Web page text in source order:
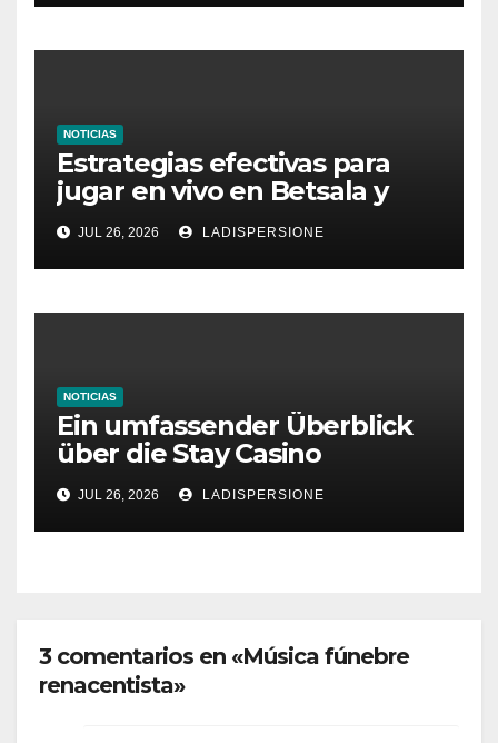
NOTICIAS
Estrategias efectivas para
jugar en vivo en Betsala y
aumentar tus ganancias
JUL 26, 2026 LADISPERSIONE
NOTICIAS
Ein umfassender Überblick
über die Stay Casino
Bonusbedingungen
JUL 26, 2026 LADISPERSIONE
3 comentarios en «Música fúnebre
renacentista»